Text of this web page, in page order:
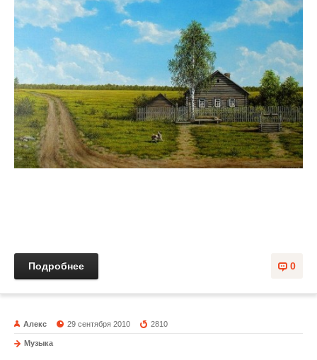
0
Подробнее
Алекс 29 сентября 2010 2810
Музыка